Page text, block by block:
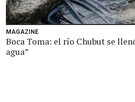
MAGAZINE
Boca Toma: el río Chubut se
agua”